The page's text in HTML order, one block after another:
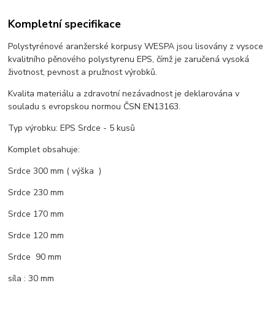
Kompletní specifikace
Polystyrénové aranžerské korpusy WESPA jsou lisovány z vysoce
kvalitního pěnového polystyrenu EPS, čímž je zaručená vysoká
životnost, pevnost a pružnost výrobků.
Kvalita materiálu a zdravotní nezávadnost je deklarována v
souladu s evropskou normou ČSN EN13163.
Typ výrobku: EPS Srdce - 5 kusů
Komplet obsahuje:
Srdce 300 mm ( výška )
Srdce 230 mm
Srdce 170 mm
Srdce 120 mm
Srdce 90 mm
síla : 30 mm